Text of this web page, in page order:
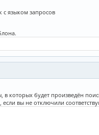
с языком запросов
которых будет произведён
если вы не отключили